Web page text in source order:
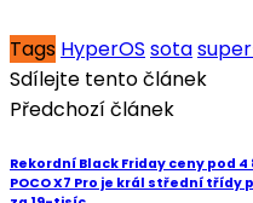
Tags HyperOS sota
Sdílejte tento článek
Předchozí článek
Rekordní Black Friday ceny pod 4
POCO X7 Pro je král střední